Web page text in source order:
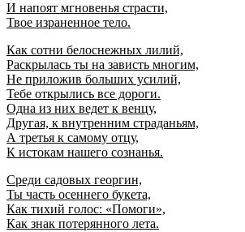
И напоят мгновенья страсти,
Твое израненное тело.
Как сотни белоснежных лилий,
Раскрылась ты на зависть многим,
Не приложив больших усилий,
Тебе открылись все дороги.
Одна из них ведет к венцу,
Другая, к внутренним страданьям,
А третья к самому отцу,
К истокам нашего сознанья.
Среди садовых георгин,
Ты часть осеннего букета,
Как тихий голос: «Помоги»,
Как знак потерянного лета.